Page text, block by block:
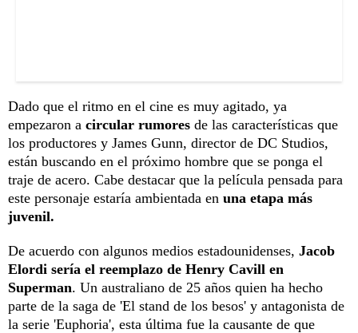
Dado que el ritmo en el cine es muy agitado, ya
empezaron a circular rumores de las características que
los productores y James Gunn, director de DC Studios,
están buscando en el próximo hombre que se ponga el
traje de acero. Cabe destacar que la película pensada para
este personaje estaría ambientada en una etapa más
juvenil.
De acuerdo con algunos medios estadounidenses, Jacob
Elordi sería el reemplazo de Henry Cavill en
Superman. Un australiano de 25 años quien ha hecho
parte de la saga de 'El stand de los besos' y antagonista de
la serie 'Euphoria', esta última fue la causante de que